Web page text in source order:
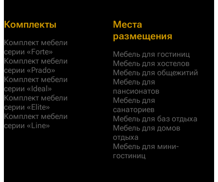
Комплекты
Комплект мебели
серии «Forte»
Комплект мебели
серии «Prado»
Комплект мебели
серии «Ideal»
Комплект мебели
серии «Elite»
Комплект мебели
серии «Line»
Места
размещения
Мебель для гостиниц
Мебель для хостелов
Мебель для общежитий
Мебель для
пансионатов
Мебель для
санаториев
Мебель для баз отдыха
Мебель для домов
отдыха
Мебель для мини-
гостиниц